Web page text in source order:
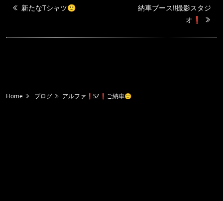
新たなTシャツ🙂
納車ブース‼️撮影スタジ
オ❗️
Home ブログ アルファ❗️SZ❗️ご納車🙂